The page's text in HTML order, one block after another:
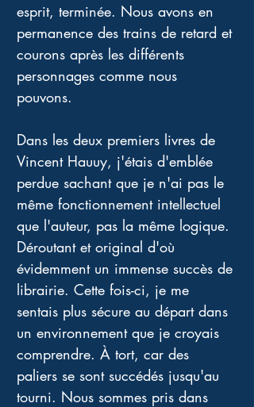
esprit, terminée. Nous avons en
permanence des trains de retard et
courons après les différents
personnages comme nous
pouvons.
Dans les deux premiers livres de
Vincent Hauuy, j'étais d'emblée
perdue sachant que je n'ai pas le
même fonctionnement intellectuel
que l'auteur, pas la même logique.
Déroutant et original d'où
évidemment un immense succès de
librairie. Cette fois-ci, je me
sentais plus sécure au départ dans
un environnement que je croyais
comprendre. À tort, car des
paliers se sont succédés jusqu'au
tourni. Nous sommes pris dans